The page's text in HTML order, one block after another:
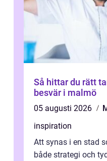
Så hittar du rätt
besvär i malmö
05 augusti 2026
inspiration
Att synas i en stad
både strategi och